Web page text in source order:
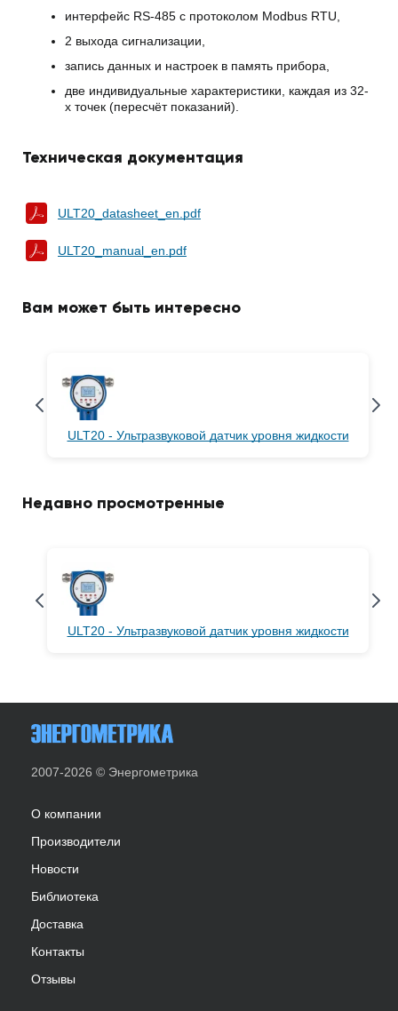
интерфейс RS-485 с протоколом Modbus RTU,
2 выхода сигнализации,
запись данных и настроек в память прибора,
две индивидуальные характеристики, каждая из 32-
х точек (пересчёт показаний).
Техническая документация
ULT20_datasheet_en.pdf
ULT20_manual_en.pdf
Вам может быть интересно
ULT20 - Ультразвуковой датчик уровня жидкости
Недавно просмотренные
ULT20 - Ультразвуковой датчик уровня жидкости
2007-2026 © Энергометрика
О компании
Производители
Новости
Библиотека
Доставка
Контакты
Отзывы